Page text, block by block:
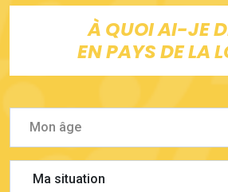
À QUOI AI-JE
EN PAYS DE LA